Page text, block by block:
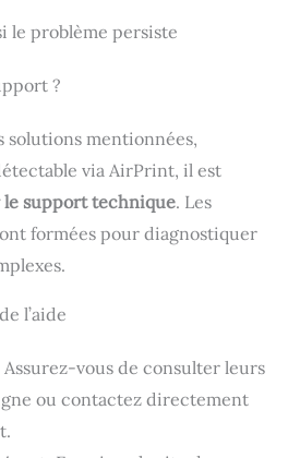
le problème persiste
?
solutions mentionnées,
via AirPrint, il est
support technique. Les
formées pour diagnostiquer
l’aide
vous de consulter leurs
ou contactez directement